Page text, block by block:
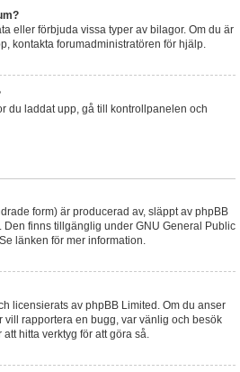
eller förbjuda vissa typer av bilagor. Om du är
kontakta forumadministratören för hjälp.
du laddat upp, gå till kontrollpanelen och
form) är producerad av, släppt av phpBB
Den finns tillgänglig under GNU General Public
länken för mer information.
licensierats av phpBB Limited. Om du anser
vill rapportera en bugg, var vänlig och besök
hitta verktyg för att göra så.